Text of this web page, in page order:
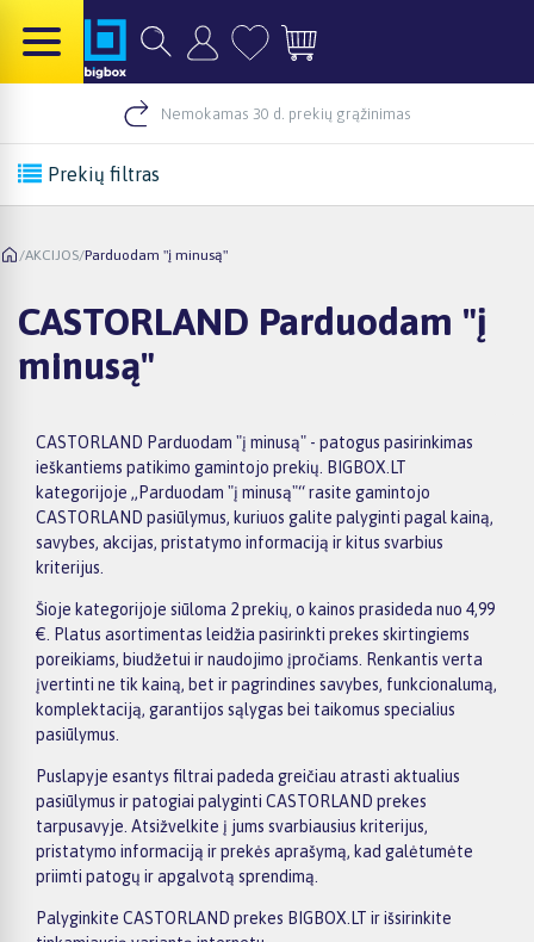
Nemokamas 30 d. prekių grąžinimas
Prekių filtras
/AKCIJOS/Parduodam "į minusą"
CASTORLAND Parduodam "į
minusą"
CASTORLAND Parduodam "į minusą" - patogus pasirinkimas
ieškantiems patikimo gamintojo prekių. BIGBOX.LT
kategorijoje „Parduodam "į minusą"“ rasite gamintojo
CASTORLAND pasiūlymus, kuriuos galite palyginti pagal kainą,
savybes, akcijas, pristatymo informaciją ir kitus svarbius
kriterijus.
Šioje kategorijoje siūloma 2 prekių, o kainos prasideda nuo 4,99
€. Platus asortimentas leidžia pasirinkti prekes skirtingiems
poreikiams, biudžetui ir naudojimo įpročiams. Renkantis verta
įvertinti ne tik kainą, bet ir pagrindines savybes, funkcionalumą,
komplektaciją, garantijos sąlygas bei taikomus specialius
pasiūlymus.
Puslapyje esantys filtrai padeda greičiau atrasti aktualius
pasiūlymus ir patogiai palyginti CASTORLAND prekes
tarpusavyje. Atsižvelkite į jums svarbiausius kriterijus,
pristatymo informaciją ir prekės aprašymą, kad galėtumėte
priimti patogų ir apgalvotą sprendimą.
Palyginkite CASTORLAND prekes BIGBOX.LT ir išsirinkite